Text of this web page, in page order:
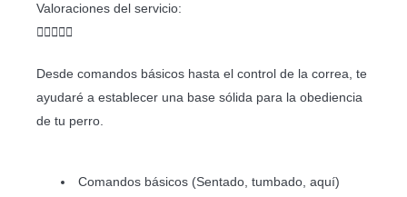
Valoraciones del servicio:

Desde comandos básicos hasta el control de la correa, te
ayudaré a establecer una base sólida para la obediencia
de tu perro.​
Comandos básicos (Sentado, tumbado, aquí)